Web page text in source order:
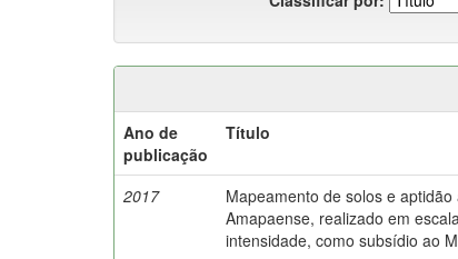
Ano de
publicação
Título
2017
Mapeamento de solos e
Amapaense, realizado em
intensidade, como subsídio ao